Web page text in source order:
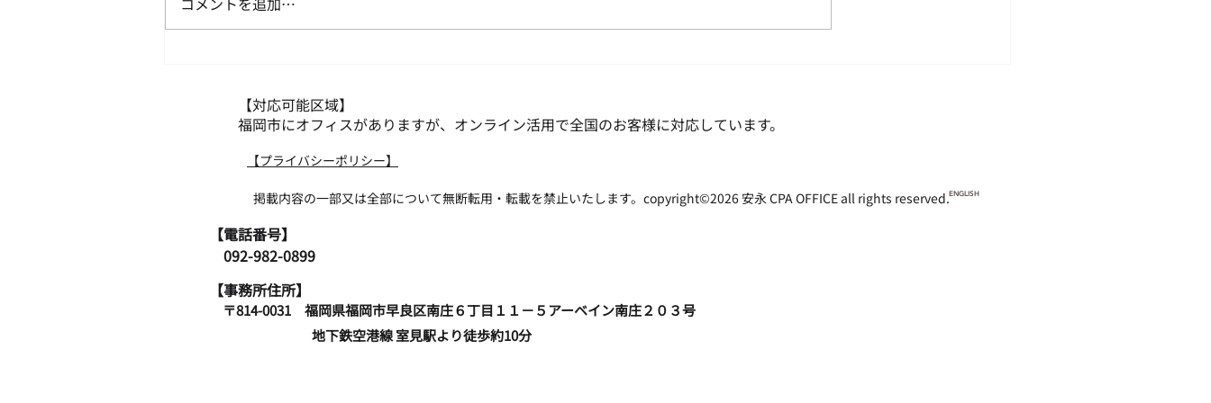
【対応可能区域】
福岡市にオフィスがありますが、オンライン活用で全国のお客様に対応しています。
​【プライバシーポリシー】
掲載内容の一部又は全部について無断転用・転載を禁止いたします。copyright©2026 安永 CPA OFFICE all rights reserved.ENGLISH
​【電話番号】
​ 092-982-0899
地下鉄空港線 室見駅より徒歩約10分
【事務所住所】
〒814-0031 福岡県福岡市早良区南庄６丁目１１－５アーベイン南庄２０３号